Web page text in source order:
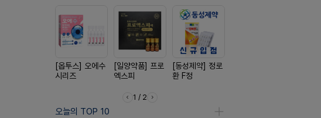
[옵투스] 오에수
시리즈
[일양약품] 프로
엑스피
[동성제약] 정로
환 F정
1 / 2
오늘의 TOP 10